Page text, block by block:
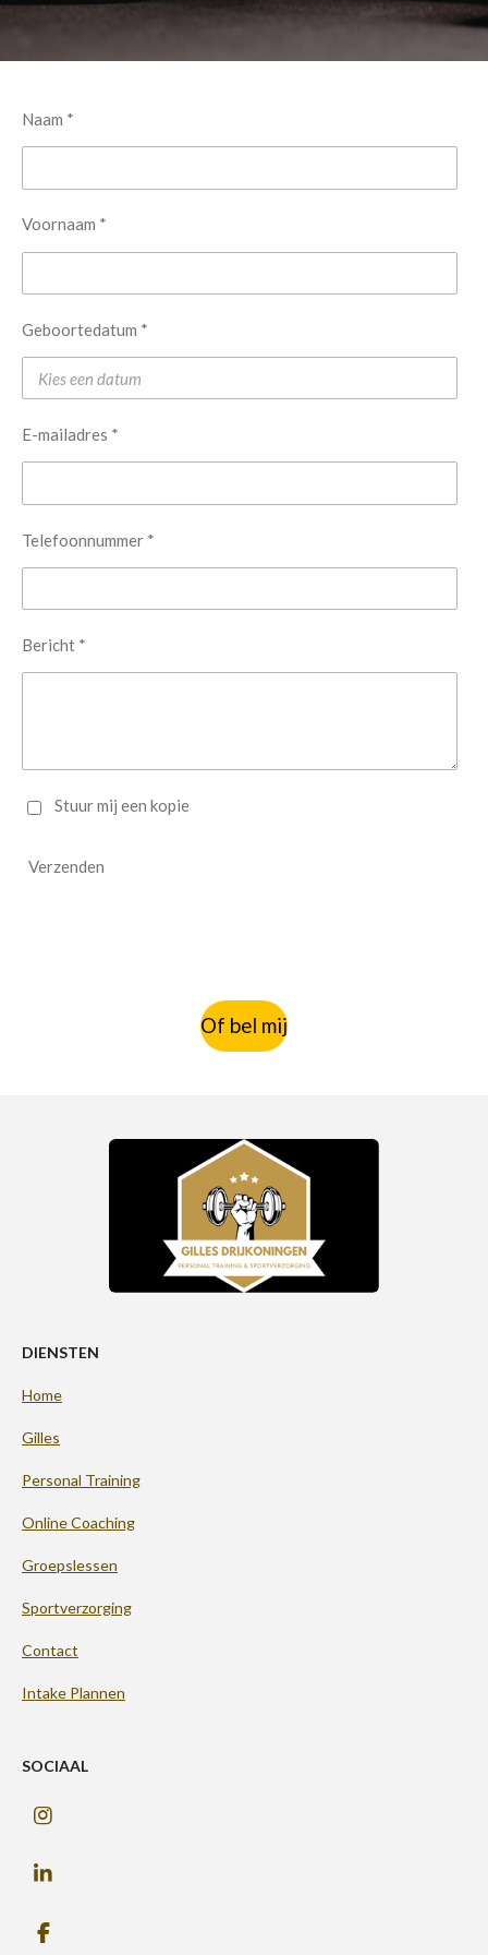
Naam *
Voornaam *
Geboortedatum *
E-mailadres *
Telefoonnummer *
Bericht *
Stuur mij een kopie
Verzenden
Of bel mij
DIENSTEN
Home
Gilles
Personal Training
Online Coaching
Groepslessen
Sportverzorging
Contact
Intake Plannen
SOCIAAL
I
t
g
r
L
n
kF